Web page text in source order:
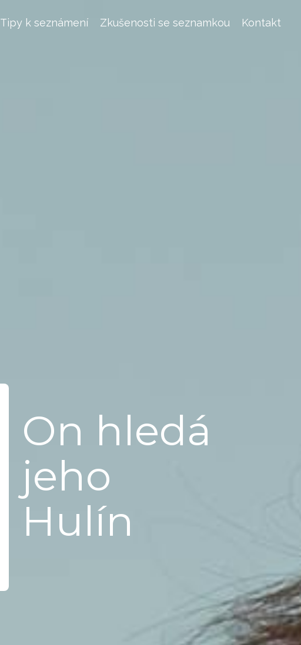
Tipy k seznámení Zkušenosti se seznamkou Kontakt
On hledá
jeho
Hulín